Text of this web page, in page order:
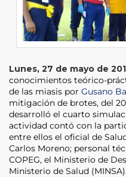
Lunes, 27 de mayo de
conocimientos teórico-
de las miasis por Gusano
mitigación de brotes, del
desarrolló el cuarto
actividad contó con la
entre ellos el oficial de
Carlos Moreno; personal
COPEG, el Ministerio de
Ministerio de Salud